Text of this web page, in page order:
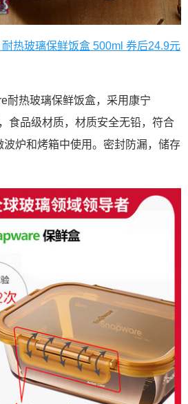
耐热玻璃保鲜饭盒 500ml 券后24.9元
耐热玻璃保鲜饭盒，采用康宁
食品级材质，材质安全无铅，符合
炉和烤箱中使用。密封防漏，储存